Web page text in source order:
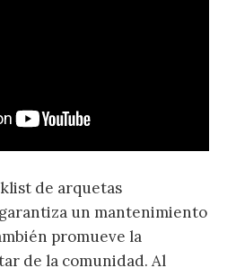
de arquetas
un mantenimiento
promueve la
de la comunidad. Al